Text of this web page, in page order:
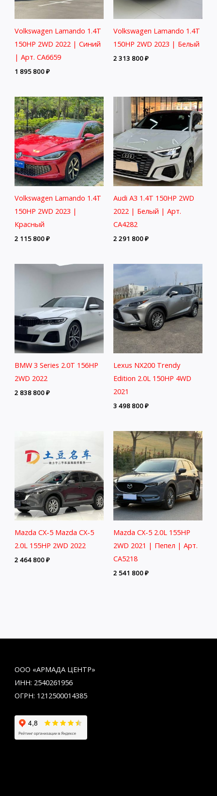
Volkswagen Lamando 1.4T
150HP 2WD 2022 | Синий
| Арт. CA6659
1 895 800₽
Volkswagen Lamando 1.4T
150HP 2WD 2023 | Белый
2 313 800₽
Volkswagen Lamando 1.4T
150HP 2WD 2023 |
Красный
2 115 800₽
Audi A3 1.4T 150HP 2WD
2022 | Белый | Арт.
CA4282
2 291 800₽
BMW 3 Series 2.0T 156HP
2WD 2022
2 838 800₽
Lexus NX200 Trendy
Edition 2.0L 150HP 4WD
2021
3 498 800₽
Mazda CX-5 Mazda CX-5
2.0L 155HP 2WD 2022
2 464 800₽
Mazda CX-5 2.0L 155HP
2WD 2021 | Пепел | Арт.
CA5218
2 541 800₽
ООО «АРМАДА ЦЕНТР»
ИНН: 2540261956
ОГРН: 1212500014385